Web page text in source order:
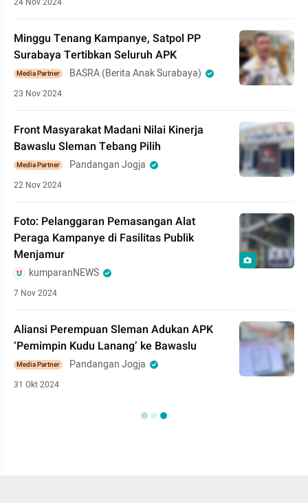
Minggu Tenang Kampanye, Satpol PP
Surabaya Tertibkan Seluruh APK
Media Partner BASRA (Berita Anak Surabaya)
23 Nov 2024
Front Masyarakat Madani Nilai Kinerja
Bawaslu Sleman Tebang Pilih
Media Partner Pandangan Jogja
22 Nov 2024
Foto: Pelanggaran Pemasangan Alat
Peraga Kampanye di Fasilitas Publik
Menjamur
kumparanNEWS
7 Nov 2024
Aliansi Perempuan Sleman Adukan APK
‘Pemimpin Kudu Lanang’ ke Bawaslu
Media Partner Pandangan Jogja
31 Okt 2024